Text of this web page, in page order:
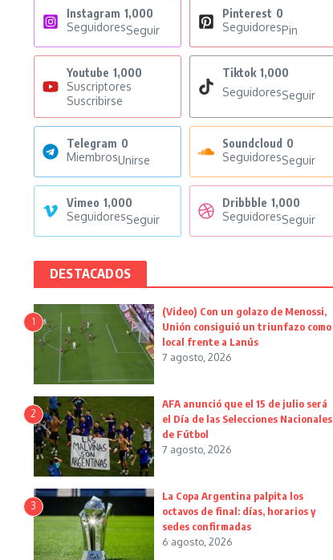
Instagram 1,000
SeguidoresSeguir
Pinterest 0
SeguidoresPin
Youtube 1,000
Suscriptores
Suscribirse
Tiktok 1,000
SeguidoresSeguir
Telegram 0
MiembrosUnirse
Soundcloud 0
SeguidoresSeguir
Vimeo 1,000
SeguidoresSeguir
Dribbble 1,000
SeguidoresSeguir
DESTACADOS
1
(Video) Con un golazo de Menossi,
Unión consiguió un triunfazo como
local frente a Lanús
7 agosto, 2026
2
AFA anunció que el 15 de julio será
el Día de las Selecciones Nacionales
de Fútbol
7 agosto, 2026
3
La Copa Argentina palpita los
octavos de final: días, horarios y
sedes confirmadas
6 agosto, 2026